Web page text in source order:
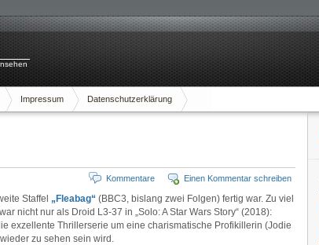
Impressum Datenschutzerklärung
Einen Kommentar schreiben
Kommentare
Staffel „Fleabag“ (BBC3, bislang zwei Folgen) fertig war. Zu viel
nicht nur als Droid L3-37 in „Solo: A Star Wars Story“ (2018):
exzellente Thrillerserie um eine charismatische Profikillerin (Jodie
zu sehen sein wird.